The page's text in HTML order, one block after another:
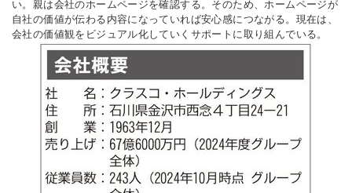
い。親は会社のホームページを確認する。そのため、ホームページが
自社の価値が伝わる内容になっていれば安心感につながる。現在は、
会社の価値観をビジュアル化していくサポートに取り組んでいる。